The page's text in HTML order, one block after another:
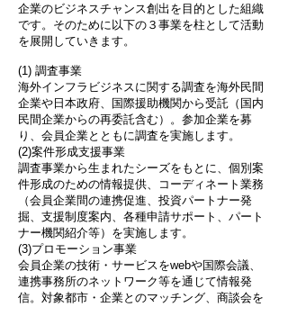
企業のビジネスチャンス創出を目的とした組織
です。そのために以下の３事業を柱として活動
を展開していきます。
(1) 調査事業
海外インフラビジネスに関する調査を海外民間
企業や日本政府、国際援助機関から受託（国内
民間企業からの再委託含む）。参加企業を募
り、会員企業とともに調査を実施します。
(2)案件形成支援事業
調査事業から生まれたシーズをもとに、個別案
件形成のための情報提供、コーディネート業務
（会員企業間の連携促進、投資パートナー発
掘、支援制度案内、各種申請サポート、パート
ナー機関紹介等）を実施します。
(3)プロモーション事業
会員企業の技術・サービスをwebや国際会議、
連携事務所のネットワーク等を通じて情報発
信。対象都市・企業とのマッチング、商談会を